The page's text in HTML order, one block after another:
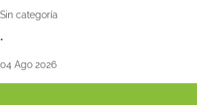
Sin categoría
•
04 Ago 2026